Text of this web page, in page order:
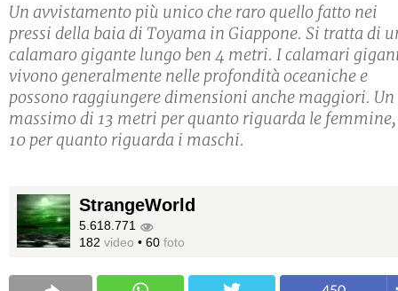
Un avvistamento più unico che raro quello fatto nei
pressi della baia di Toyama in Giappone. Si tratta di
calamaro gigante lungo ben 4 metri. I calamari
vivono generalmente nelle profondità oceaniche e
possono raggiungere dimensioni anche maggiori. Un
massimo di 13 metri per quanto riguarda le femmine,
10 per quanto riguarda i maschi.
StrangeWorld
5.618.771
182 video • 60 foto